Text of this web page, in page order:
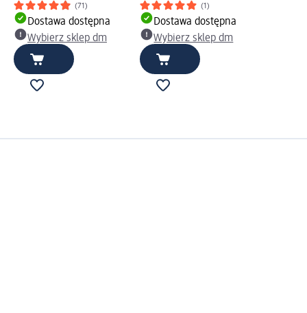
(71)
Dostawa dostępna
Wybierz sklep dm
(1)
Dostawa dostępna
Wybierz sklep dm